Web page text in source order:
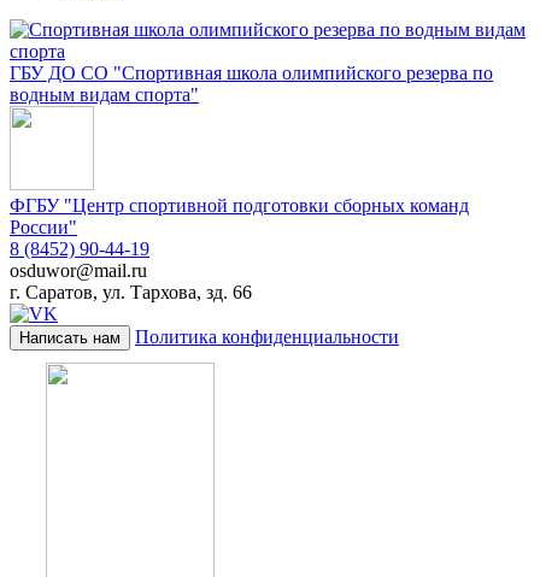
ГБУ ДО СО "Спортивная школа олимпийского резерва по
водным видам спорта"
ФГБУ "Центр спортивной подготовки сборных команд
России"
8 (8452) 90-44-19
osduwor@mail.ru
г. Саратов, ул. Тархова, зд. 66
Написать нам Политика конфиденциальности